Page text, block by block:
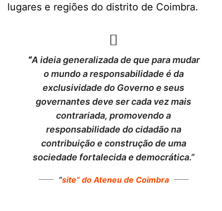
lugares e regiões do distrito de Coimbra.
“A ideia generalizada de que para mudar
o mundo a responsabilidade é da
exclusividade do Governo e seus
governantes deve ser cada vez mais
contrariada, promovendo a
responsabilidade do cidadão na
contribuição e construção de uma
sociedade fortalecida e democrática.”
“site” do Ateneu de Coimbra